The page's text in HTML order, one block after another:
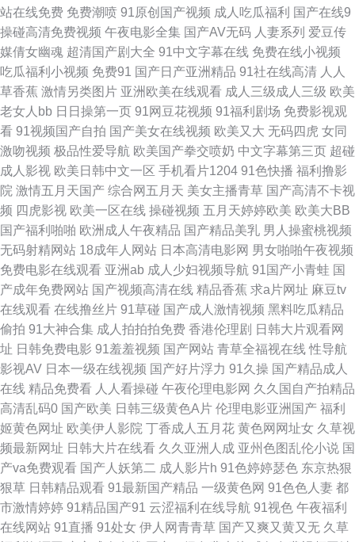
人妖网 黄色地址五月天 青青草福利导航 偷拍拍自超碰 91超碰综合 av一区二
区三区 国产精品久久AⅤ 欧美A片大香蕉 偷拍一区二区 最新黄色亚洲网址 丁
香五香天堂网 九一自拍 青青草导航 婷婷五月天久久 91传媒专区 www豆花
51 国产精品传媒1 蜜桃视频黑料网 熟妇人妻视频 91白丝国产 成人小网站 青
娱乐91伦理 97超碰性爱 成人伊人丫视频 久草美女视频 四虎色影音 91一起c
国产69麻豆 老司机亚洲影院 日本在线AB 性爱黄色一级网站 97超碰总站 国
产成人久草 老湿机x私人69 日韩αⅴ 亚洲色图28 www91爱爱 玖玖热玖玖玖
日韩黄色影院 亚洲欧洲av 97免费超碰 国产91青青视频 久久精品妻 日韩操
逼电影 尤物网站91 97资源站超碰 国产性爱精品一区 欧美精品浮力影院 无码
破解版 91视频回放 成人淫移在线观看 精品在线日本有码 青青网站 亚州一片
91综合影院 国产视频第69页 人人干97 亚洲另类小说欧美 四虎色导航 东方
四虎 老湿机网午夜 瑟瑟五月天 91精品网 豆花tv在线 久热官网 天天干天天日
本 AV色先锋 国模日韩国产 欧美AA潮喷 深夜福利在线91 91搞熟妇 肏肏肏肏
韩国福利电影网 欧美一级肛交 午夜青青草一区 超碰99在线观看 久久人国产
站在线免费 免费潮喷 91原创国产视频 成人吃瓜福利 国产在线9
操碰高清免费视频 午夜电影全集 国产AV无码 人妻系列 爱豆传
媒倩女幽魂 超清国产剧大全 91中文字幕在线 免费在线小视频
吃瓜福利小视频 免费91 国产日产亚洲精品 91社在线高清 人人
草香蕉 激情另类图片 亚洲欧美在线观看 成人三级成人三级 欧美
老女人bb 日日操第一页 91网豆花视频 91福利剧场 免费影视观
看 91视频国产自拍 国产美女在线视频 欧美又大 无码四虎 女同
激吻视频 极品性爱导航 欧美国产拳交喷奶 中文字幕第三页 超碰
成人影视 欧美日韩中文一区 手机看片1204 91色快播 福利撸影
院 激情五月天国产 综合网五月天 美女主播青草 国产高清不卡视
频 四虎影视 欧美一区在线 操碰视频 五月天婷婷欧美 欧美大BB
国产福利啪啪 欧洲成人午夜精品 国产精品美乳 男人操蜜桃视频
无码射精网站 18成年人网站 日本高清电影网 男女啪啪午夜视频
免费电影在线观看 亚洲ab 成人少妇视频导航 91国产小青蛙 国
产成年免费网站 国产视频高清在线 精品香蕉 求a片网址 麻豆tv
在线观看 在线撸丝片 91草碰 国产成人激情视频 黑料吃瓜精品
偷拍 91大神合集 成人拍拍拍免费 香港伦理剧 日韩大片观看网
址 日韩免费电影 91羞羞视频 国产网站 青草全福视在线 性导航
影视AV 日本一级在线视频 国产好片浮力 91久操 国产精品成人
在线 精品免费看 人人看操碰 午夜伦理电影网 久久国自产拍精品
高清乱码0 国产欧美 日韩三级黄色A片 伦理电影亚洲国产 福利
姬黄色网址 欧美伊人影院 丁香成人五月花 黄色网网址女 久草视
频最新网址 日韩大片在线看 久久亚洲人成 亚州色图乱伦小说 国
产va免费观看 国产人妖第二 成人影片h 91色婷婷瑟色 东京热狠
狠草 日韩精品观看 91最新国产精品 一级黄色网 91色色人妻 都
市激情婷婷 91精品国产91 云涩福利在线导航 91视色 午夜福利
在线网站 91直播 91处女 伊人网青青草 国产又爽又黄又无 久草